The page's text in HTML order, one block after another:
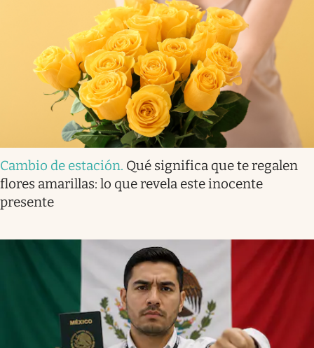
Cambio de estación. Qué significa que te regalen
flores amarillas: lo que revela este inocente
presente